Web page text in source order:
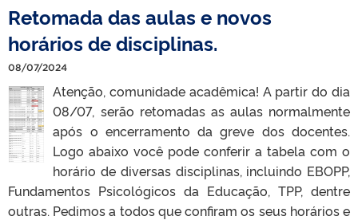
Retomada das aulas e novos
horários de disciplinas.
08/07/2024
Atenção, comunidade acadêmica! A partir do dia
08/07, serão retomadas as aulas normalmente
após o encerramento da greve dos docentes.
Logo abaixo você pode conferir a tabela com o
horário de diversas disciplinas, incluindo EBOPP,
Fundamentos Psicológicos da Educação, TPP, dentre
outras. Pedimos a todos que confiram os seus horários e